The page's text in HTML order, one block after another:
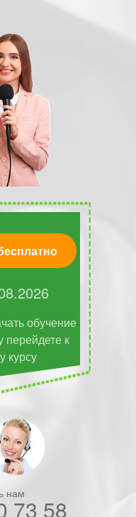
обучение
перейдете к
курсу
нам
73 58